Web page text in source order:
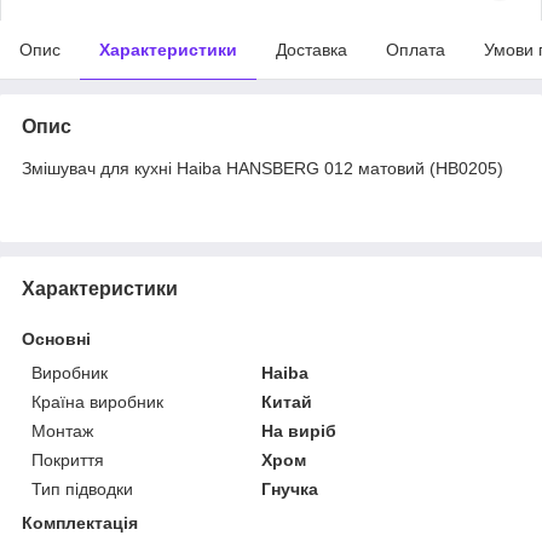
Опис Характеристики Доставка Оплата Умови
Опис
Змішувач для кухні Haiba HANSBERG 012 матовий (HB0205)
Характеристики
Основні
Виробник
Haiba
Країна виробник
Китай
Монтаж
На виріб
Покриття
Хром
Тип підводки
Гнучка
Комплектація